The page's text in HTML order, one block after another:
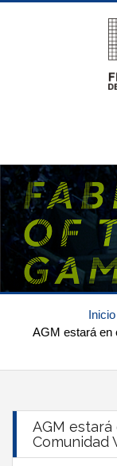
Inicio
AGM estará en
AGM
Comunidad